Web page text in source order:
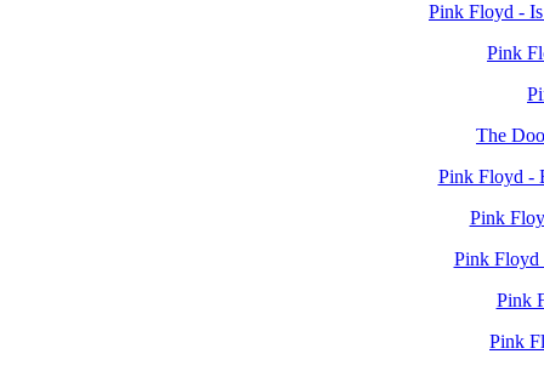
Pink Floyd -
Pink
The
Pink Floyd -
Pink
Pink Floyd
Pink
Pink